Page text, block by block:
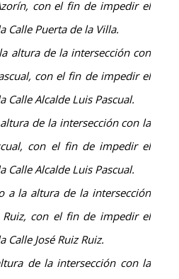
con el fin de impedir el
Calle Puerta de la Villa.
altura de la intersección con
con el fin de impedir el
Calle Alcalde Luis Pascual.
de la intersección con la
con el fin de impedir el
Calle Alcalde Luis Pascual.
a la altura de la intersección
Ruiz, con el fin de impedir el
Calle José Ruiz Ruiz.
de la intersección con la